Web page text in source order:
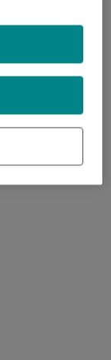
por
Carlos Saga